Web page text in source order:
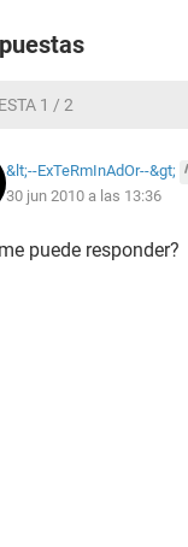
1 / 2
&lt;--ExTeRmInAdOr--&gt;
30 jun 2010 a las 13:36
puede responder?